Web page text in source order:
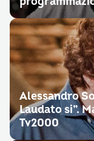
Alessandro
Laudato si”.
Tv2000